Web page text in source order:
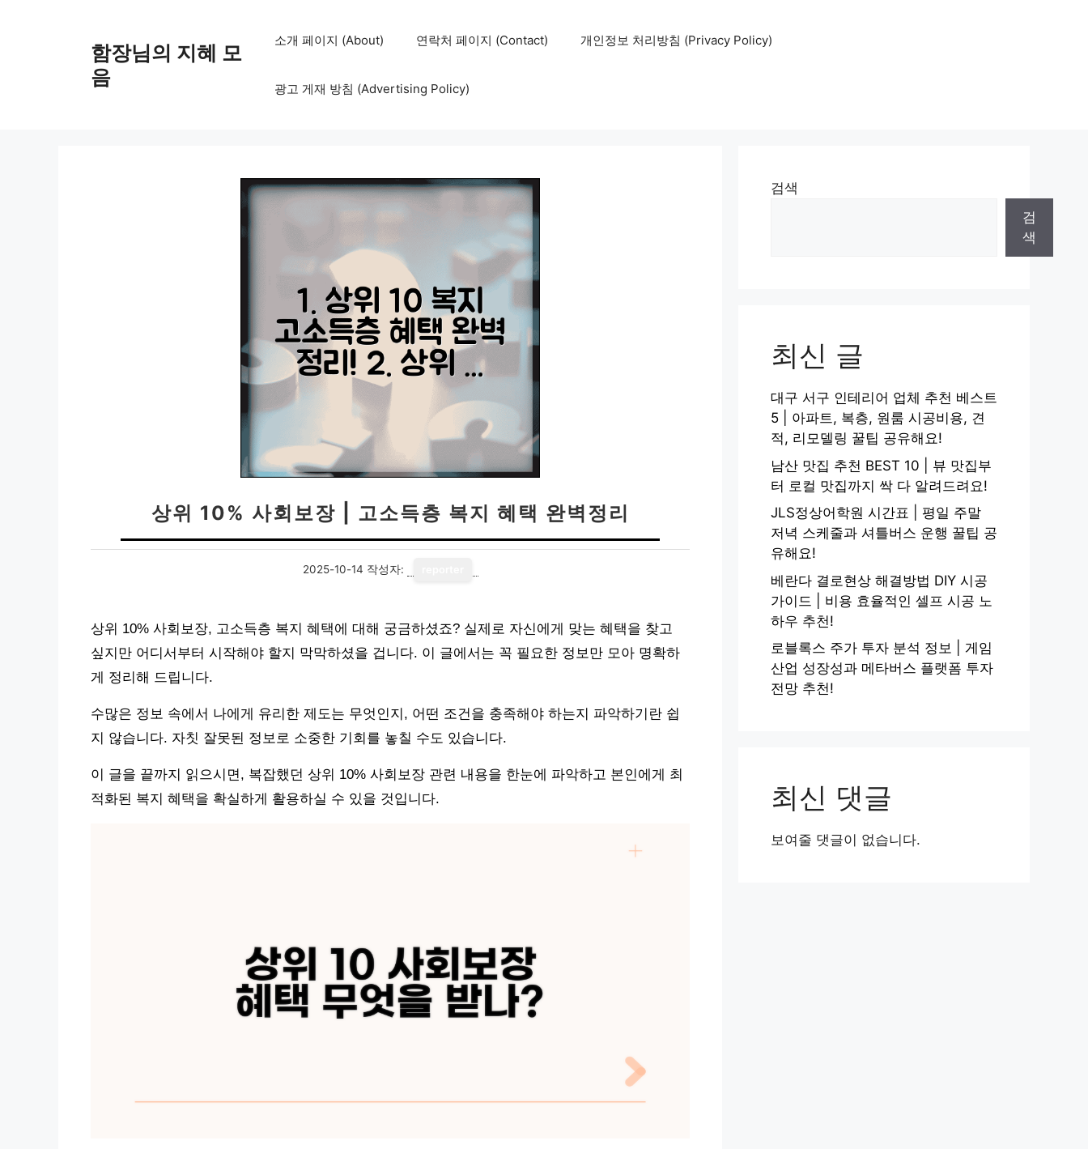
함장님의 지혜 모
음
소개 페이지 (About) 연락처 페이지 (Contact) 개인정보 처리방침 (Privacy Policy)
광고 게재 방침 (Advertising Policy)
상위 10% 사회보장 | 고소득층 복지 혜택 완벽정리
2025-10-14 작성자:
상위 10% 사회보장, 고소득층 복지 혜택에 대해 궁금하셨죠? 실제로 자신에게 맞는 혜택을 찾고
싶지만 어디서부터 시작해야 할지 막막하셨을 겁니다. 이 글에서는 꼭 필요한 정보만 모아 명확하
게 정리해 드립니다.
수많은 정보 속에서 나에게 유리한 제도는 무엇인지, 어떤 조건을 충족해야 하는지 파악하기란 쉽
지 않습니다. 자칫 잘못된 정보로 소중한 기회를 놓칠 수도 있습니다.
이 글을 끝까지 읽으시면, 복잡했던 상위 10% 사회보장 관련 내용을 한눈에 파악하고 본인에게 최
적화된 복지 혜택을 확실하게 활용하실 수 있을 것입니다.
검색
검
색
최신 글
대구 서구 인테리어 업체 추천 베스트
5 | 아파트, 복층, 원룸 시공비용, 견
적, 리모델링 꿀팁 공유해요!
남산 맛집 추천 BEST 10 | 뷰 맛집부
터 로컬 맛집까지 싹 다 알려드려요!
JLS정상어학원 시간표 | 평일 주말
저녁 스케줄과 셔틀버스 운행 꿀팁 공
유해요!
베란다 결로현상 해결방법 DIY 시공
가이드 | 비용 효율적인 셀프 시공 노
하우 추천!
로블록스 주가 투자 분석 정보 | 게임
산업 성장성과 메타버스 플랫폼 투자
전망 추천!
최신 댓글
보여줄 댓글이 없습니다.